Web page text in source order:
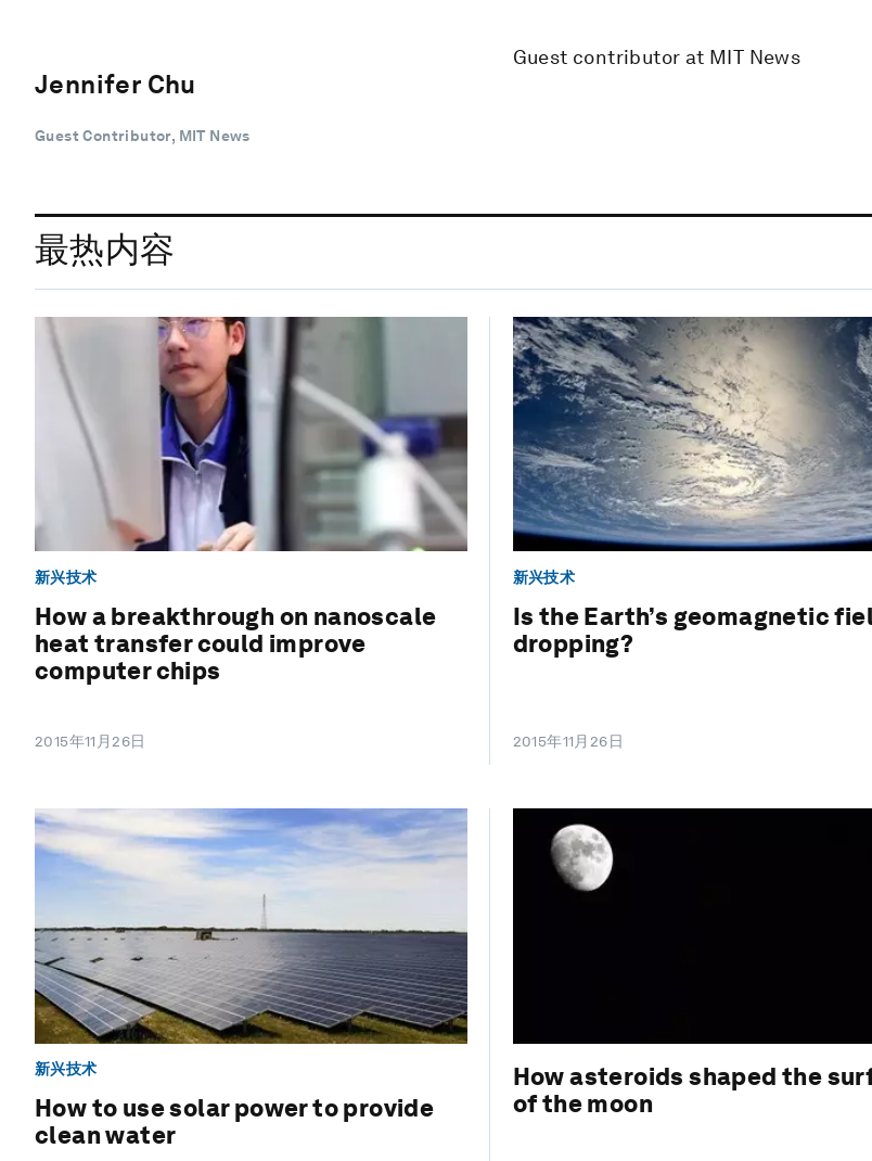
Jennifer Chu
Guest Contributor, MIT News
Guest contributor at MIT News
最热内容
新兴技术
How a breakthrough on nanoscale
heat transfer could improve
computer chips
2015年11月26日
新兴技术
Is the Earth’s geomagnetic
dropping?
2015年11月26日
新兴技术
How to use solar power to provide
clean water
How asteroids shaped the
of the moon